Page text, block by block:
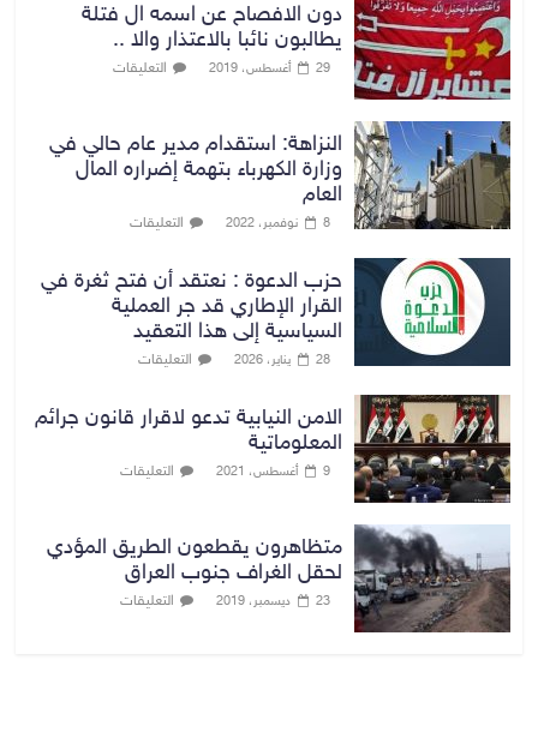
دون الافصاح عن اسمه ال فتلة
يطالبون نائبا بالاعتذار والا ..
29 أغسطس، 2019 التعليقات
النزاهة: استقدام مدير عام حالي في
وزارة الكهرباء بتهمة إضراره المال
العام
8 نوفمبر، 2022 التعليقات
حزب الدعوة : نعتقد أن فتح ثغرة في
القرار الإطاري قد جر العملية
السياسية إلى هذا التعقيد
28 يناير، 2026 التعليقات
الامن النيابية تدعو لاقرار قانون جرائم
المعلوماتية
9 أغسطس، 2021 التعليقات
متظاهرون يقطعون الطريق المؤدي
لحقل الغراف جنوب العراق
23 ديسمبر، 2019 التعليقات